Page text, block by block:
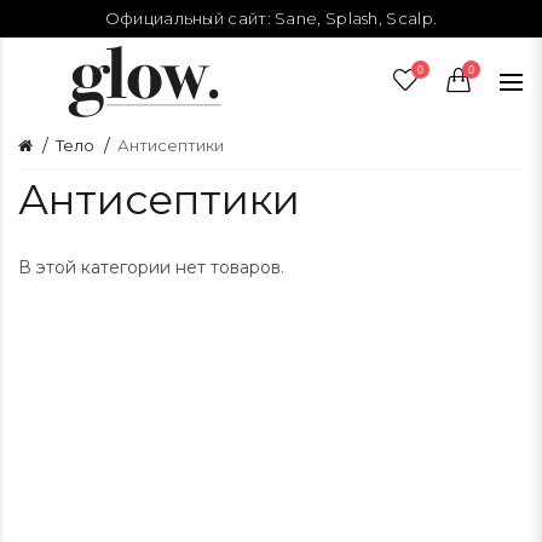
Официальный сайт: Sane Splash Scalp
0 0
Тело Антисептики
Антисептики
В этой категории нет товаров.